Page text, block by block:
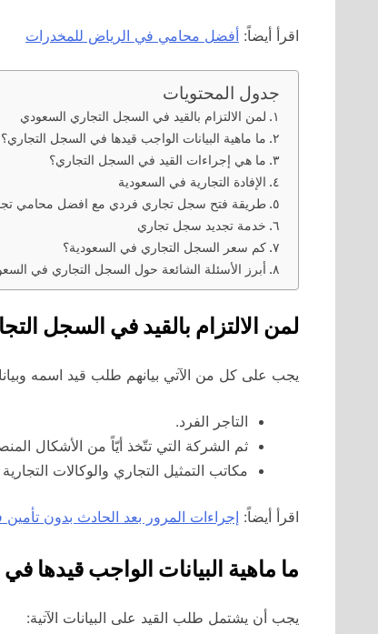
اقرأ أيضاً: أفضل محامي في الرياض للمخدرات
جدول المحتويات
لمن الالتزام بالقيد في السجل التجاري السعودي
ما ماهية البيانات الواجب قيدها في السجل التجاري؟
ما هي إجراءات القيد في السجل التجاري؟
الإفادة التجارية في السعودية
طريقة فتح سجل تجاري فردي مع افضل محامي
خدمة تجديد سجل تجاري
كم سعر السجل التجاري في السعودية؟
أبرز الأسئلة الشائعة حول السجل التجاري في
لمن الالتزام بالقيد في السجل
يجب على كل من الآتي بيانهم طلب قيد اسمه
التاجر الفرد.
ثم الشركة التي تتّخذ أيّاً من الأشكال
مكاتب التمثيل التجاري والوكالات
اقرأ أيضاً: إجراءات المرور بعد الحادث بدون
ما ماهية البيانات الواجب قيدها
​يجب أن يشتمل طلب القيد على البيانات الآتية: